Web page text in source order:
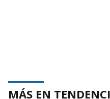
MÁS EN